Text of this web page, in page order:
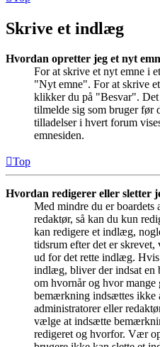
Skrive et indlæg
Hvordan opretter jeg et nyt
For at skrive et nyt emne i
"Nyt emne". For at skrive
klikker du på "Besvar".
tilmelde sig som bruger
tilladelser i hvert forum
emnesiden.
Top
Hvordan redigerer eller sletter
Med mindre du er boardets
redaktør, så kan du kun
kan redigere et indlæg,
tidsrum efter det er
ud for det rette indlæg.
indlæg, bliver der indsat
om hvornår og hvor mange
bemærkning indsættes ikke
administratorer eller
vælge at indsætte
redigeret og hvorfor. Vær